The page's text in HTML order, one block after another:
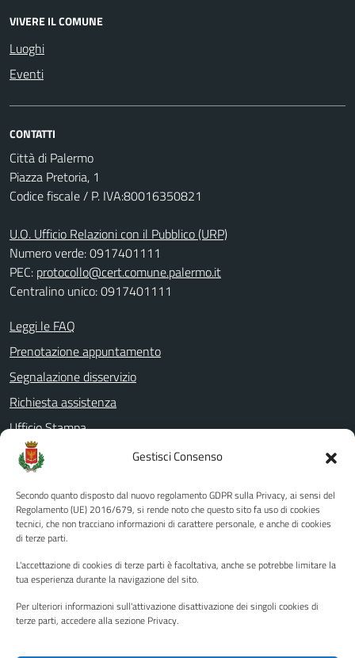
Gestisci Consenso
Secondo quanto disposto dal nuovo regolamento GDPR sulla Privacy, ai sensi del
Regolamento (UE) 2016/679, si rende noto che questo sito fa uso di cookies
tecnici, che non tracciano informazioni di carattere personale, e anche di cookies
di terze parti.
L'accettazione di cookies di terze parti è facoltativa, anche se potrebbe limitare la
tua esperienza durante la navigazione del sito.
Per ulteriori informazioni sull'attivazione disattivazione dei singoli cookies di
terze parti, accedere alla sezione Privacy.
VIVERE IL COMUNE
Luoghi
Eventi
CONTATTI
Città di Palermo
Piazza Pretoria, 1
Codice fiscale / P. IVA:80016350821
U.O. Ufficio Relazioni con il Pubblico (URP)
Numero verde: 0917401111
PEC: protocollo@cert.comune.palermo.it
Centralino unico: 0917401111
Leggi le FAQ
Prenotazione appuntamento
Segnalazione disservizio
Richiesta assistenza
Ufficio Stampa
Amministrazione Trasparente
Albo pretorio
Informativa privacy
Note legali
Piano di miglioramento del sito